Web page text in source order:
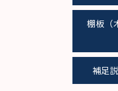
棚板（
補足